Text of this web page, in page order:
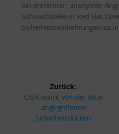
Ein entfernter, anonymer
Schwachstelle in Red Hat
Sicherheitsvorkehrungen zu
Zurück:
Vorheriger
Beitrag:
CISA warnt vor vier aktiv
angegriffenen
Sicherheitslücken